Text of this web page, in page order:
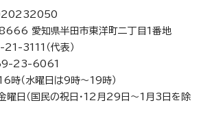
愛知県半田市東洋町二丁目1番地
3111（代表）
23-6061
（水曜日は9時～19時）
曜日（国民の祝日・12月29日～1月3日を除